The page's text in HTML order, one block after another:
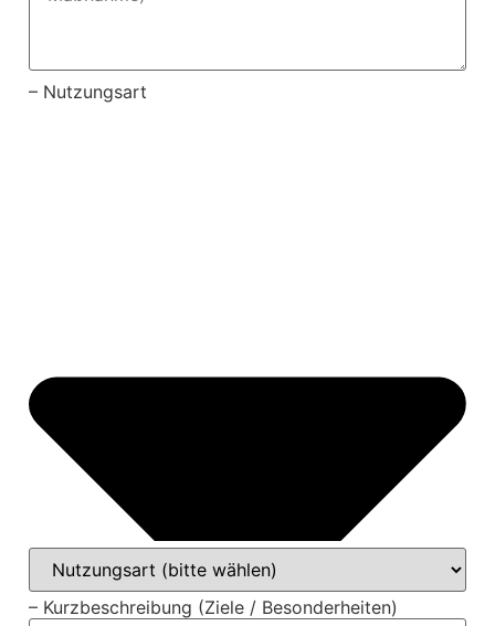
– Nutzungsart
– Kurzbeschreibung (Ziele / Besonderheiten)